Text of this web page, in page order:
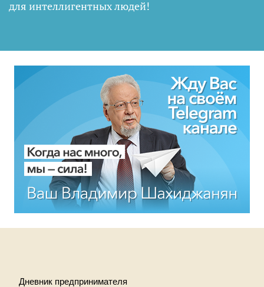
для интеллигентных людей!
Дневник предпринимателя